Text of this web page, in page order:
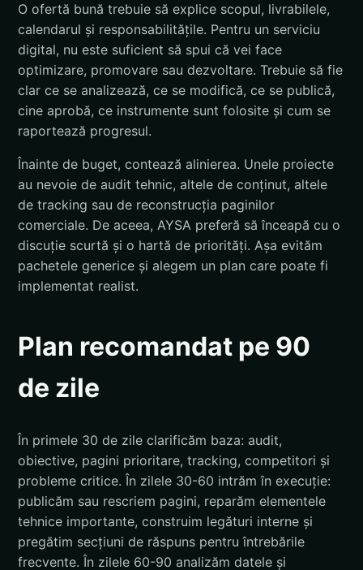
O ofertă bună trebuie să explice scopul, livrabilele,
calendarul și responsabilitățile. Pentru un serviciu
digital, nu este suficient să spui că vei face
optimizare, promovare sau dezvoltare. Trebuie să fie
clar ce se analizează, ce se modifică, ce se publică,
cine aprobă, ce instrumente sunt folosite și cum se
raportează progresul.
Înainte de buget, contează alinierea. Unele proiecte
au nevoie de audit tehnic, altele de conținut, altele
de tracking sau de reconstrucția paginilor
comerciale. De aceea, AYSA preferă să înceapă cu o
discuție scurtă și o hartă de priorități. Așa evităm
pachetele generice și alegem un plan care poate fi
implementat realist.
Plan recomandat pe 90
de zile
În primele 30 de zile clarificăm baza: audit,
obiective, pagini prioritare, tracking, competitori și
probleme critice. În zilele 30-60 intrăm în execuție:
publicăm sau rescriem pagini, reparăm elementele
tehnice importante, construim legături interne și
pregătim secțiuni de răspuns pentru întrebările
frecvente. În zilele 60-90 analizăm datele și